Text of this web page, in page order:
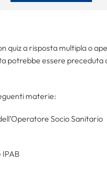
quiz a risposta multipla o
potrebbe essere preceduta
materie:
Socio Sanitario